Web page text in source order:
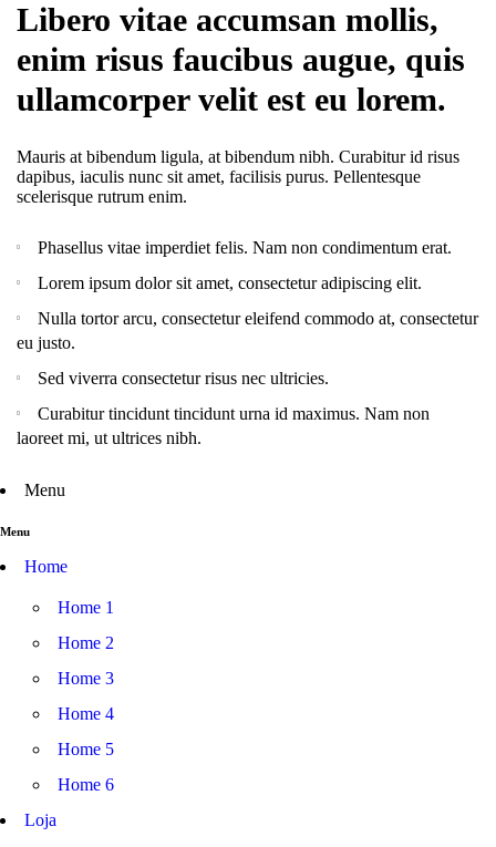
Libero vitae accumsan mollis,
enim risus faucibus augue, quis
ullamcorper velit est eu lorem.
Mauris at bibendum ligula, at bibendum nibh. Curabitur id risus
dapibus, iaculis nunc sit amet, facilisis purus. Pellentesque
scelerisque rutrum enim.
Phasellus vitae imperdiet felis. Nam non condimentum erat.
Lorem ipsum dolor sit amet, consectetur adipiscing elit.
Nulla tortor arcu, consectetur eleifend commodo at, consectetur
eu justo.
Sed viverra consectetur risus nec ultricies.
Curabitur tincidunt tincidunt urna id maximus. Nam non
laoreet mi, ut ultrices nibh.
Menu
Menu
Home
Home 1
Home 2
Home 3
Home 4
Home 5
Home 6
Loja